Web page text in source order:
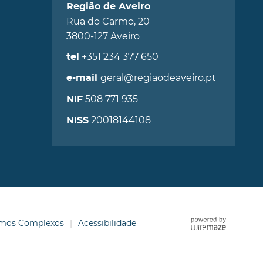
Região de Aveiro
Rua do Carmo, 20
3800-127 Aveiro
tel +351 234 377 650
e-mail geral@regiaodeaveiro.pt
NIF508 771 935
NISS20018144108
Complexos Acessibilidade